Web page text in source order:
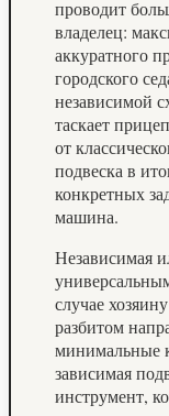
проводит
владелец:
аккуратного
городского
независимой
таскает
от
подвеска в
конкретных
машина.
Независимая
случае
разбитом
минимальные
зависимая
инструмент,